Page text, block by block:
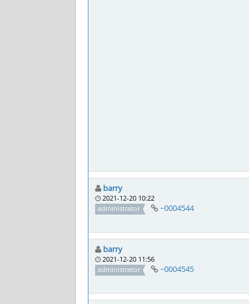
barry
2021-12-20 10:22
administrator
~0004544
barry
2021-12-20 11:56
administrator
~0004545